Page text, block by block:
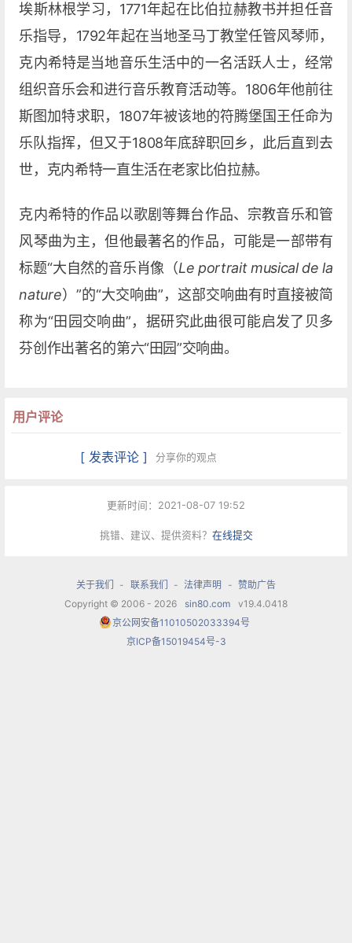
埃斯林根学习，1771年起在比伯拉赫教书并担任音
乐指导，1792年起在当地圣马丁教堂任管风琴师，
克内希特是当地音乐生活中的一名活跃人士，经常
组织音乐会和进行音乐教育活动等。1806年他前往
斯图加特求职，1807年被该地的符腾堡国王任命为
乐队指挥，但又于1808年底辞职回乡，此后直到去
世，克内希特一直生活在老家比伯拉赫。
克内希特的作品以歌剧等舞台作品、宗教音乐和管
风琴曲为主，但他最著名的作品，可能是一部带有
标题“大自然的音乐肖像（Le portrait musical de la
nature）”的“大交响曲”，这部交响曲有时直接被简
称为“田园交响曲”，据研究此曲很可能启发了贝多
芬创作出著名的第六“田园”交响曲。
用户评论
[ 发表评论 ] 分享你的观点
更新时间：2021-08-07 19:52
挑错、建议、提供资料？ 在线提交
关于我们 - 联系我们 - 法律声明 - 赞助广告
Copyright © 2006 - 2026
sin80.com
v19.4.0418
京公网安备11010502033394号
京ICP备15019454号-3